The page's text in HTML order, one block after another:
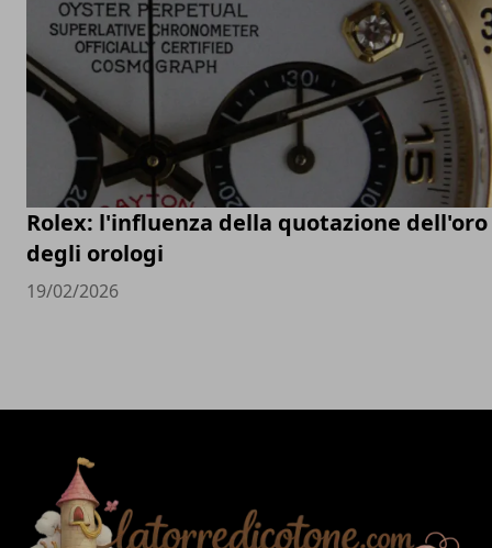
Rolex: l'influenza della quotazione dell'oro
degli orologi
19/02/2026